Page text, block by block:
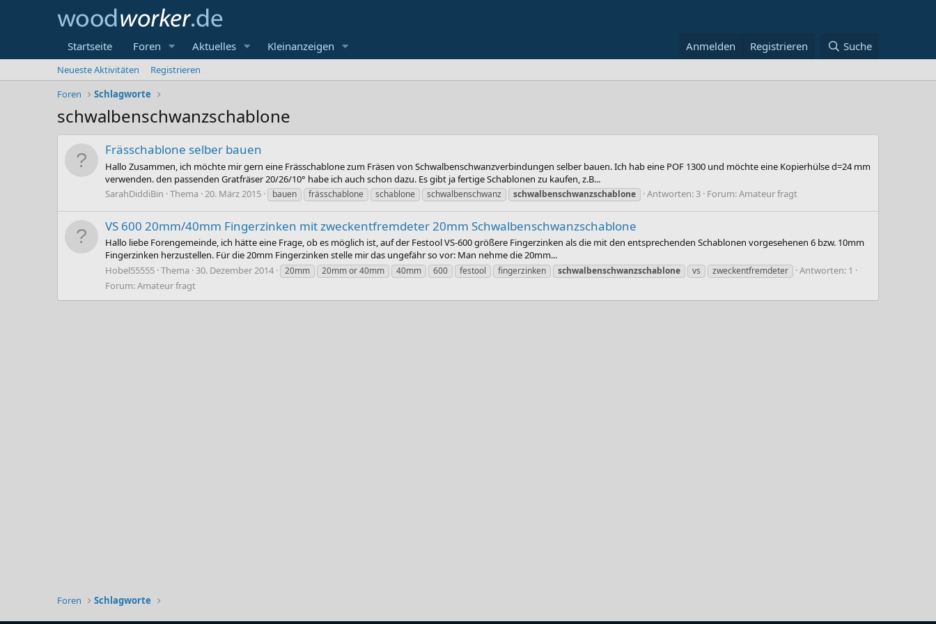
Startseite Foren Aktuelles Kleinanzeigen Anmelden Registrieren Suche
Neueste Aktivitäten
Registrieren
Foren
Schlagworte
schwalbenschwanzschablone
Frässchablone selber bauen
Hallo Zusammen, ich möchte mir gern eine Frässchablone zum Fräsen von Schwalbenschwanzverbindungen selber bauen. Ich hab eine POF 1300 und möchte eine Kopierhülse d=24 mm
verwenden. den passenden Gratfräser 20/26/10° habe ich auch schon dazu. Es gibt ja fertige Schablonen zu kaufen, z.B...
SarahDiddiBin Thema 20. März 2015 bauen frässchablone schablone schwalbenschwanz schwalbenschwanzschablone Antworten: 3 Forum:Amateur fragt
VS 600 20mm/40mm Fingerzinken mit zweckentfremdeter 20mm Schwalbenschwanzschablone
Hallo liebe Forengemeinde, ich hätte eine Frage, ob es möglich ist, auf der Festool VS-600 größere Fingerzinken als die mit den entsprechenden Schablonen vorgesehenen 6 bzw. 10mm
Fingerzinken herzustellen. Für die 20mm Fingerzinken stelle mir das ungefähr so vor: Man nehme die 20mm...
Hobel55555 Thema 30. Dezember 2014 20mm 20mm or 40mm 40mm 600 festool fingerzinken schwalbenschwanzschablone vs zweckentfremdeter
Antworten: 1
Forum:Amateur fragt
Foren Schlagworte